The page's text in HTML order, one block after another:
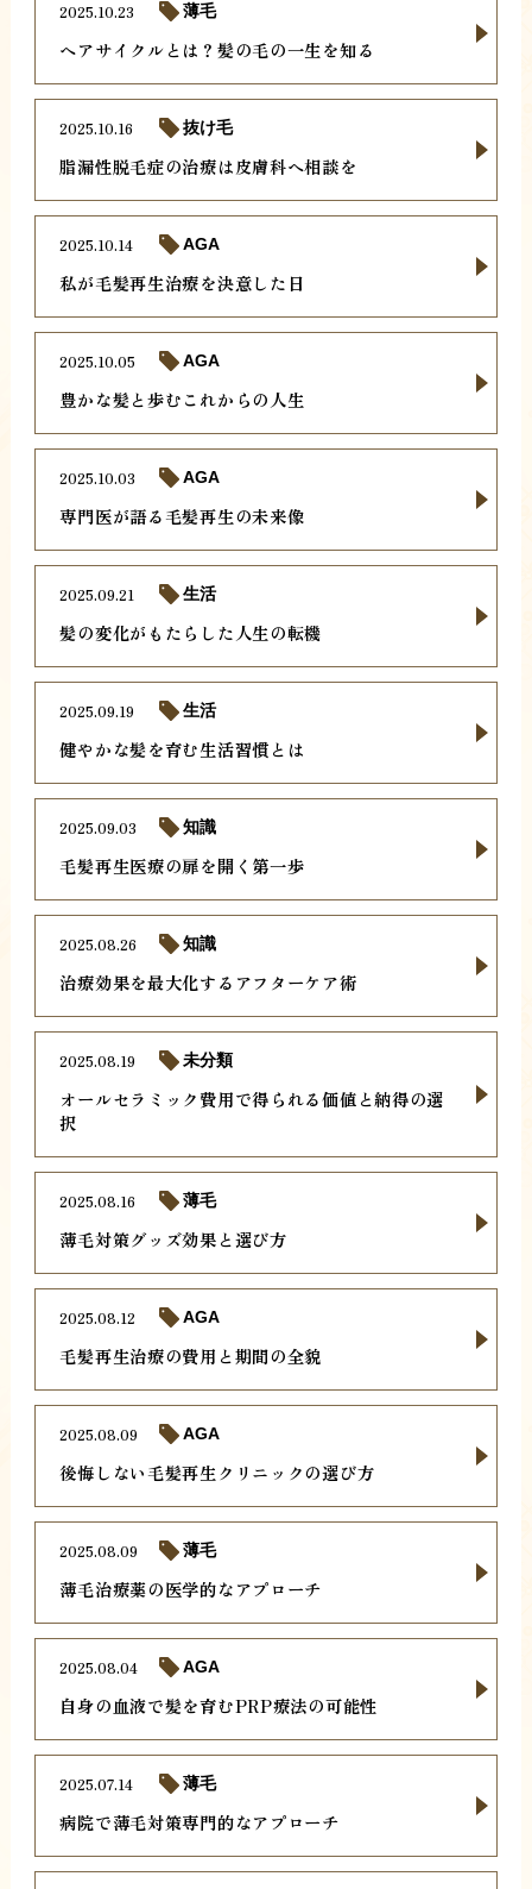
ヘアサイクルとは？髪の毛の一生を知る
2025.10.23 薄毛
脂漏性脱毛症の治療は皮膚科へ相談を
2025.10.16 抜け毛
私が毛髪再生治療を決意した日
2025.10.14 AGA
豊かな髪と歩むこれからの人生
2025.10.05 AGA
専門医が語る毛髪再生の未来像
2025.10.03 AGA
髪の変化がもたらした人生の転機
2025.09.21 生活
健やかな髪を育む生活習慣とは
2025.09.19 生活
毛髪再生医療の扉を開く第一歩
2025.09.03 知識
治療効果を最大化するアフターケア術
2025.08.26 知識
オールセラミック費用で得られる価値と納得の選
択
2025.08.19 未分類
薄毛対策グッズ効果と選び方
2025.08.16 薄毛
毛髪再生治療の費用と期間の全貌
2025.08.12 AGA
後悔しない毛髪再生クリニックの選び方
2025.08.09 AGA
薄毛治療薬の医学的なアプローチ
2025.08.09 薄毛
自身の血液で髪を育むPRP療法の可能性
2025.08.04 AGA
病院で薄毛対策専門的なアプローチ
2025.07.14 薄毛